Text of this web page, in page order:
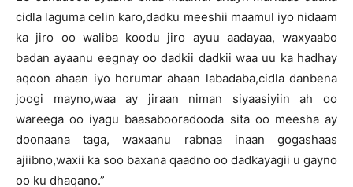
cidla laguma celin karo,dadku meeshii maamul iyo nidaam
ka jiro oo waliba koodu jiro ayuu aadayaa, waxyaabo
badan ayaanu eegnay oo dadkii dadkii waa uu ka hadhay
aqoon ahaan iyo horumar ahaan labadaba,cidla danbena
joogi mayno,waa ay jiraan niman siyaasiyiin ah oo
wareega oo iyagu baasabooradooda sita oo meesha ay
doonaana taga, waxaanu rabnaa inaan gogashaas
ajiibno,waxii ka soo baxana qaadno oo dadkayagii u gayno
oo ku dhaqano.”